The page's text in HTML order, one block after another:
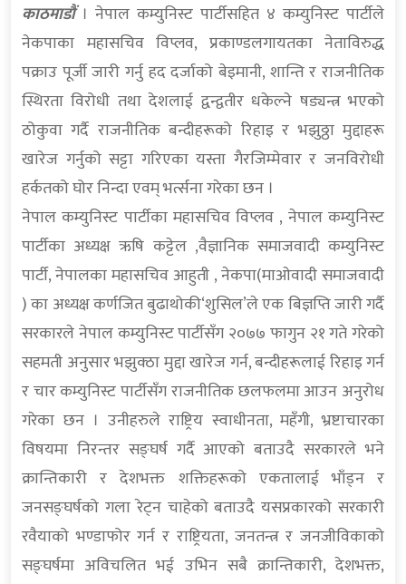
काठमाडौं। नेपाल कम्युनिस्ट पार्टीसहित ४ कम्युनिस्ट पार्टीले
नेकपाका महासचिव विप्लव, प्रकाण्डलगायतका नेताविरुद्ध
पक्राउ पूर्जी जारी गर्नु हद दर्जाको बेइमानी, शान्ति र राजनीतिक
स्थिरता विरोधी तथा देशलाई द्वन्द्वतीर धकेल्ने षड्यन्त्र भएको
ठोकुवा गर्दै राजनीतिक बन्दीहरूको रिहाइ र भझुठ्ठा मुद्दाहरू
खारेज गर्नुको सट्टा गरिएका यस्ता गैरजिम्मेवार र जनविरोधी
हर्कतको घोर निन्दा एवम्‌ भर्त्सना गरेका छन ।
नेपाल कम्युनिस्ट पार्टीका महासचिव विप्लव , नेपाल कम्युनिस्ट
पार्टीका अध्यक्ष ऋषि कट्टेल ,वैज्ञानिक समाजवादी कम्युनिस्ट
पार्टी, नेपालका महासचिव आहुती , नेकपा(माओवादी समाजवादी
) का अध्यक्ष कर्णजित बुढाथोकी‘शुसिल’ले एक बिज्ञप्ति जारी गर्दै
सरकारले नेपाल कम्युनिस्ट पार्टीसँग २०७७ फागुन २१ गते गरेको
सहमती अनुसार भझुक्ठा मुद्दा खारेज गर्न, बन्दीहरूलाई रिहाइ गर्न
र चार कम्युनिस्ट पार्टीसँग राजनीतिक छलफलमा आउन अनुरोध
गरेका छन । उनीहरुले राष्ट्रिय स्वाधीनता, महँगी, भ्रष्टाचारका
विषयमा निरन्तर सङ्घर्ष गर्दै आएको बताउदै सरकारले भने
क्रान्तिकारी र देशभक्त शक्तिहरूको एकतालाई भाँड्न र
जनसङ्घर्षको गला रेट्न चाहेको बताउदै यसप्रकारको सरकारी
रवैयाको भण्डाफोर गर्न र राष्ट्रियता, जनतन्त्र र जनजीविकाको
सङ्घर्षमा अविचलित भई उभिन सबै क्रान्तिकारी, देशभक्त,